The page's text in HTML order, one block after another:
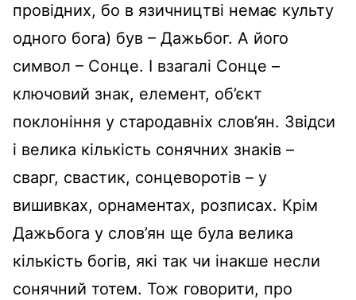
провідних, бо в язичництві немає культу
одного бога) був – Дажьбог. А його
символ – Сонце. І взагалі Сонце –
ключовий знак, елемент, об’єкт
поклоніння у стародавніх слов’ян. Звідси
і велика кількість сонячних знаків –
сварг, свастик, сонцеворотів – у
вишивках, орнаментах, розписах. Крім
Дажьбога у слов’ян ще була велика
кількість богів, які так чи інакше несли
сонячний тотем. Тож говорити, про